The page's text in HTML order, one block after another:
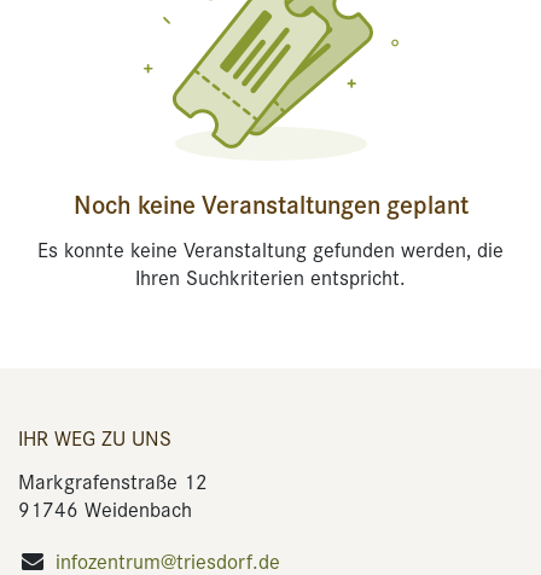
Noch keine Veranstaltungen geplant
Es konnte keine Veranstaltung gefunden werden, die
Ihren Suchkriterien entspricht.
IHR WEG ZU UNS
Markgrafenstraße 12
91746 Weidenbach
infozentrum@triesdorf.de